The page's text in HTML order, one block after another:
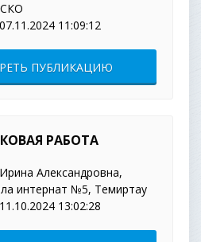
СКО
07.11.2024 11:09:12
ПУБЛИКАЦИЮ
РАБОТА
Александровна,
интернат №5, Темиртау
11.10.2024 13:02:28